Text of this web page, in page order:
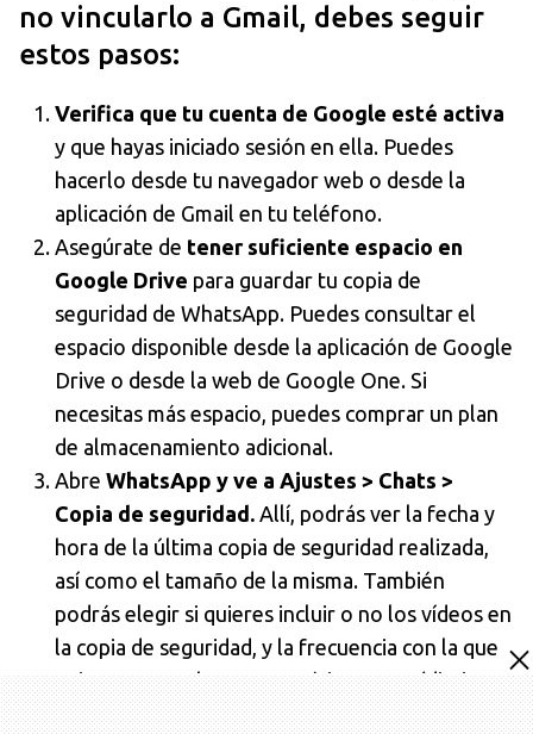
no vincularlo a Gmail, debes seguir
estos pasos:
Verifica que tu cuenta de Google esté activa
y que hayas iniciado sesión en ella. Puedes
hacerlo desde tu navegador web o desde la
aplicación de Gmail en tu teléfono.
Asegúrate de tener suficiente espacio en
Google Drive para guardar tu copia de
seguridad de WhatsApp. Puedes consultar el
espacio disponible desde la aplicación de Google
Drive o desde la web de Google One. Si
necesitas más espacio, puedes comprar un plan
de almacenamiento adicional.
Abre WhatsApp y ve a Ajustes > Chats >
Copia de seguridad. Allí, podrás ver la fecha y
hora de la última copia de seguridad realizada,
así como el tamaño de la misma. También
podrás elegir si quieres incluir o no los vídeos en
la copia de seguridad, y la frecuencia con la que
quieres que se haga automáticamente (diaria,
semanal o mensual).